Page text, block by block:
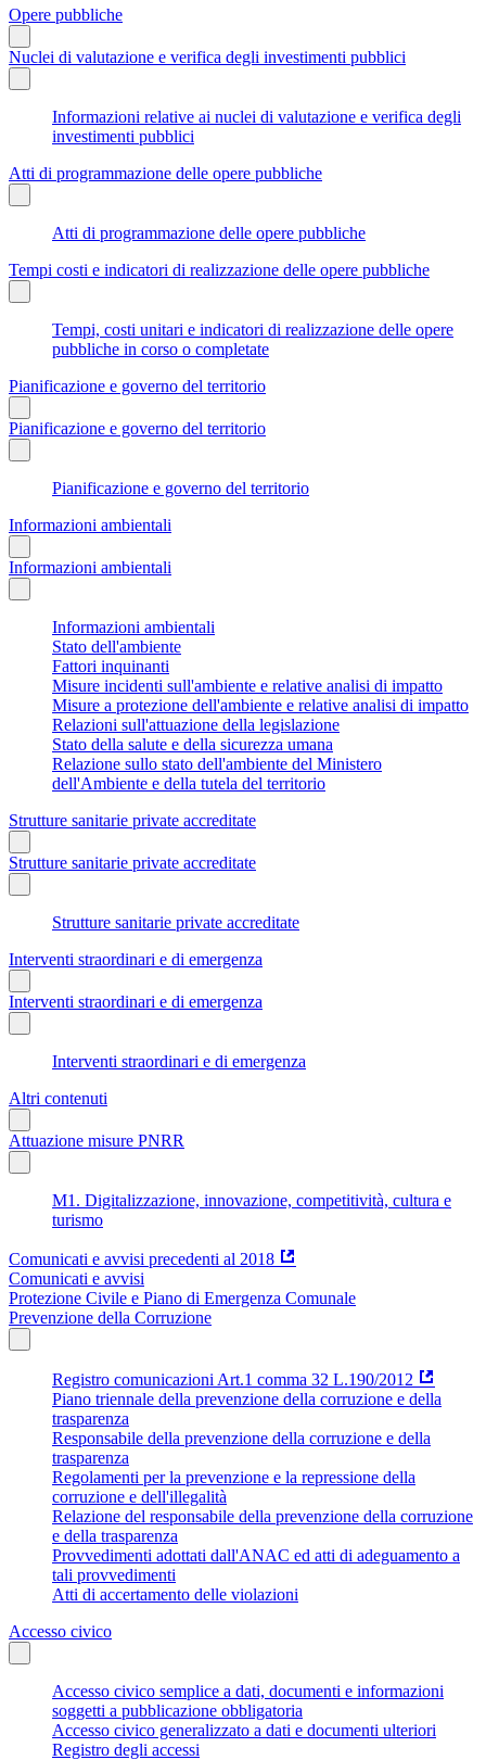
Opere pubbliche
Nuclei di valutazione e verifica degli investimenti pubblici
Informazioni relative ai nuclei di valutazione e verifica degli
investimenti pubblici
Atti di programmazione delle opere pubbliche
Atti di programmazione delle opere pubbliche
Tempi costi e indicatori di realizzazione delle opere pubbliche
Tempi, costi unitari e indicatori di realizzazione delle opere
pubbliche in corso o completate
Pianificazione e governo del territorio
Pianificazione e governo del territorio
Pianificazione e governo del territorio
Informazioni ambientali
Informazioni ambientali
Informazioni ambientali
Stato dell'ambiente
Fattori inquinanti
Misure incidenti sull'ambiente e relative analisi di impatto
Misure a protezione dell'ambiente e relative analisi di impatto
Relazioni sull'attuazione della legislazione
Stato della salute e della sicurezza umana
Relazione sullo stato dell'ambiente del Ministero
dell'Ambiente e della tutela del territorio
Strutture sanitarie private accreditate
Strutture sanitarie private accreditate
Strutture sanitarie private accreditate
Interventi straordinari e di emergenza
Interventi straordinari e di emergenza
Interventi straordinari e di emergenza
Altri contenuti
Attuazione misure PNRR
M1. Digitalizzazione, innovazione, competitività, cultura e
turismo
Comunicati e avvisi precedenti al 2018
Comunicati e avvisi
Protezione Civile e Piano di Emergenza Comunale
Prevenzione della Corruzione
Registro comunicazioni Art.1 comma 32 L.190/2012
Piano triennale della prevenzione della corruzione e della
trasparenza
Responsabile della prevenzione della corruzione e della
trasparenza
Regolamenti per la prevenzione e la repressione della
corruzione e dell'illegalità
Relazione del responsabile della prevenzione della corruzione
e della trasparenza
Provvedimenti adottati dall'ANAC ed atti di adeguamento a
tali provvedimenti
Atti di accertamento delle violazioni
Accesso civico
Accesso civico semplice a dati, documenti e informazioni
soggetti a pubblicazione obbligatoria
Accesso civico generalizzato a dati e documenti ulteriori
Registro degli accessi